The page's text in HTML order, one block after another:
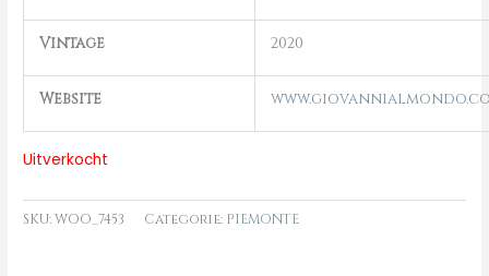
Vintage 2020
Website
Uitverkocht
SKU:WOO_7453 Categorie: PIEMONTE